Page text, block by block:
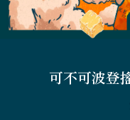
可不可波登